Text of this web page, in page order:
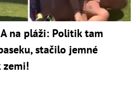
na pláži: Politik tam
stačilo jemné
zemi!